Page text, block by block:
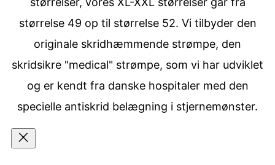
størrelse 49 op til størrelse 52. Vi tilbyder den
originale skridhæmmende strømpe, den
skridsikre "medical" strømpe, som vi har udviklet
og er kendt fra danske hospitaler med den
specielle antiskrid belægning i stjernemønster.